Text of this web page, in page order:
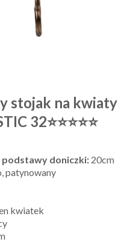
stojak na kwiaty
32⭐⭐⭐⭐⭐
podstawy doniczki: 20cm
patynowany
kwiatek